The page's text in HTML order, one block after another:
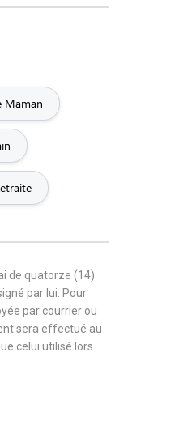
Maman
de quatorze (14)
par lui. Pour
par courrier ou
sera effectué au
celui utilisé lors